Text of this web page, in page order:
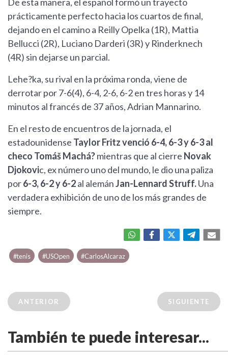
De esta manera, el español formó un trayecto
prácticamente perfecto hacia los cuartos de final,
dejando en el camino a Reilly Opelka (1R), Mattia
Bellucci (2R), Luciano Darderi (3R) y Rinderknech
(4R) sin dejarse un parcial.
Lehe?ka, su rival en la próxima ronda, viene de
derrotar por 7-6(4), 6-4, 2-6, 6-2 en tres horas y 14
minutos al francés de 37 años, Adrian Mannarino.
En el resto de encuentros de la jornada, el
estadounidense Taylor Fritz venció 6-4, 6-3 y 6-3 al
checo Tomáš Machá?mientras que al cierre Novak
Djokovic, ex número uno del mundo, le dio una paliza
por6-3, 6-2 y 6-2al alemánJan-Lennard Struff.Una
verdadera exhibición de uno de los más grandes de
siempre.
#tenis #USOpen #CarlosAlcaraz
ANTERIOR SIGUIENTE
También te puede interesar...